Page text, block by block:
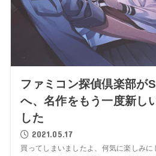
ファミコン探偵倶楽部が
へ、名作をもう一度新し
した
2021.05.17
買ってしまいましたよ、何気に楽しみ